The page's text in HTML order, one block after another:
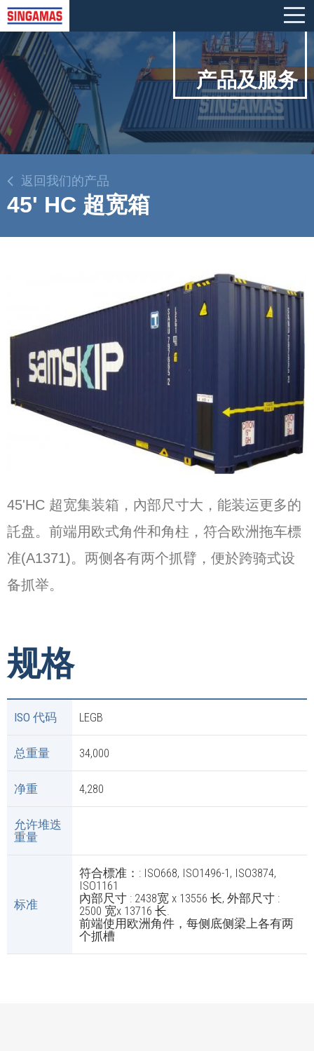
产品及服务
返回我们的产品
45' HC 超宽箱
45'HC 超宽集装箱，內部尺寸大，能装运更多的
託盘。前端用欧式角件和角柱，符合欧洲拖车標
准(A1371)。两侧各有两个抓臂，便於跨骑式设
备抓举。
规格
ISO 代码 LEGB
总重量 34,000
净重 4,280
允许堆迭
重量
标准
符合標准：: ISO668, ISO1496-1, ISO3874,
ISO1161
內部尺寸 : 2438宽 x 13556 长, 外部尺寸 :
2500 宽x 13716 长.
前端使用欧洲角件，每侧底侧梁上各有两
个抓槽